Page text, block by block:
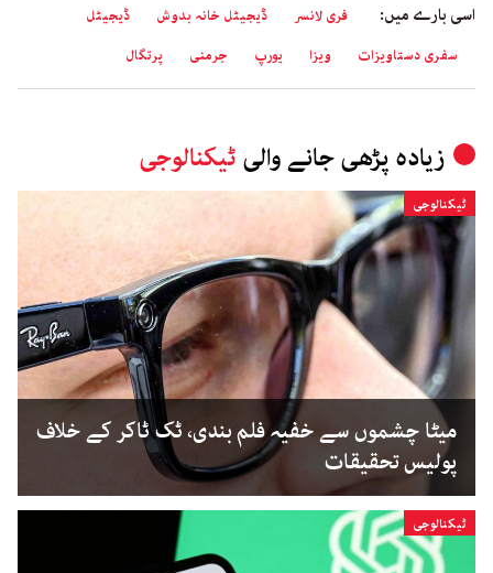
اسی بارے میں: فری لانسر ڈیجیٹل خانہ بدوش
ڈیجیٹل
سفری دستاویزات
ویزا یورپ جرمنی پرتگال
زیادہ پڑھی جانے والی ٹیکنالوجی
ٹیکنالوجی
میٹا چشموں سے خفیہ فلم بندی، ٹک ٹاکر کے خلاف
پولیس تحقیقات
ٹیکنالوجی